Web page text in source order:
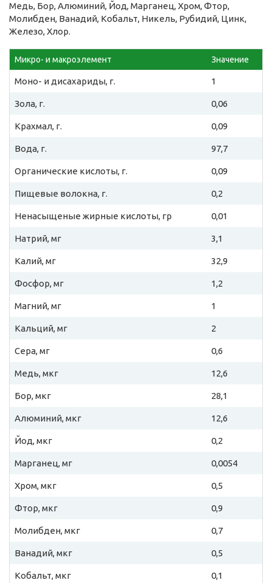
Медь, Бор, Алюминий, Йод, Марганец, Хром, Фтор,
Молибден, Ванадий, Кобальт, Никель, Рубидий, Цинк,
Железо, Хлор.
Микро- и макроэлемент Значение
Моно- и дисахариды, г. 1
Зола, г. 0,06
Крахмал, г. 0,09
Вода, г. 97,7
Органические кислоты, г. 0,09
Пищевые волокна, г. 0,2
Ненасыщеные жирные кислоты, гр 0,01
Натрий, мг 3,1
Калий, мг 32,9
Фосфор, мг 1,2
Магний, мг 1
Кальций, мг 2
Сера, мг 0,6
Медь, мкг 12,6
Бор, мкг 28,1
Алюминий, мкг 12,6
Йод, мкг 0,2
Марганец, мг 0,0054
Хром, мкг 0,5
Фтор, мкг 0,9
Молибден, мкг 0,7
Ванадий, мкг 0,5
Кобальт, мкг 0,1